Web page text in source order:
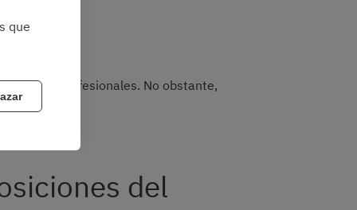
profesionales. No obstante,
del
que